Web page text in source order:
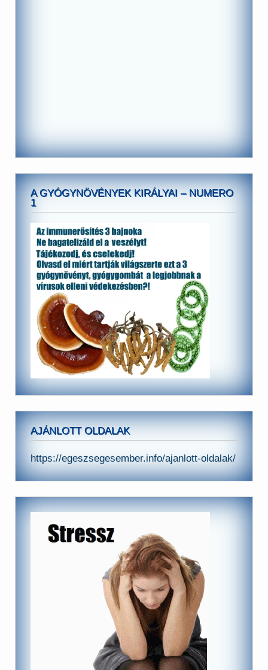
A GYÓGYNÖVÉNYEK KIRÁLYAI – NUMERO
1
AJÁNLOTT OLDALAK
https://egeszsegesember.info/ajanlott-oldalak/